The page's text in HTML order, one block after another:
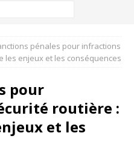
pénales pour infractions
les enjeux et les conséquences
pour
routière :
et les